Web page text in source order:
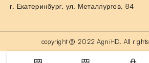
г. Екатеринбург, ул. Металлургов, 84
copyright @ 2022 AgniHD. All